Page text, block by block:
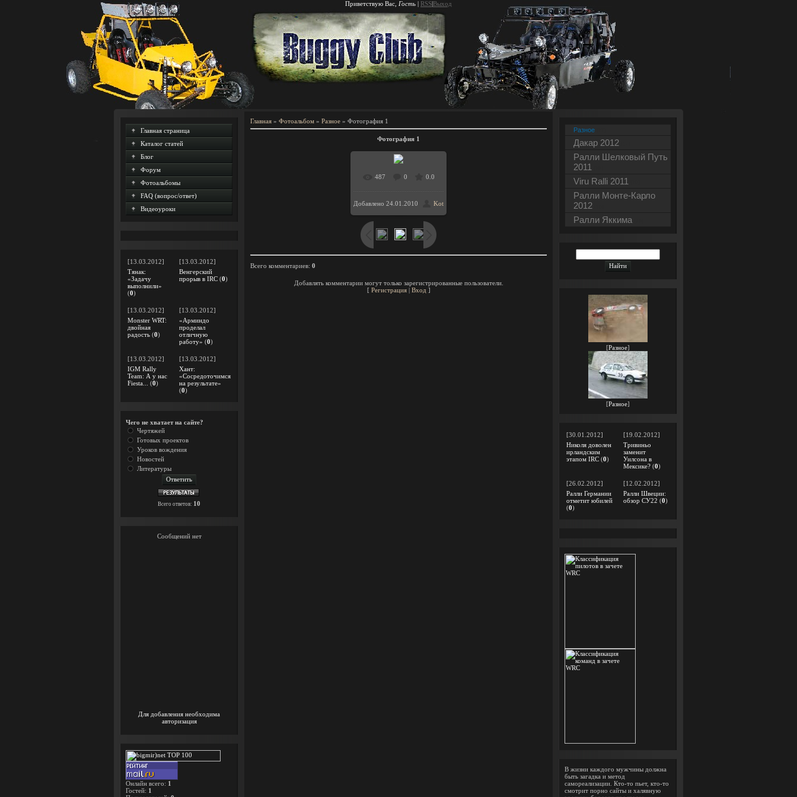
Приветствую Вас Гость | RSS|Выход
Главная страница
Каталог статей
Блог
Форум
Фотоальбомы
FAQ (вопрос/ответ)
Видеоуроки
[13.03.2012]
Тянак:
«Задачу
выполнили»
(0)
[13.03.2012]
Венгерский
прорыв в IRC (0)
[13.03.2012]
Monster WRT:
двойная
радость (0)
[13.03.2012]
«Арминдо
проделал
отличную
работу» (0)
[13.03.2012]
IGM Rally
Team: А у нас
Fiesta...
(0)
[13.03.2012]
Хант:
«Сосредоточимся
на результате»
(0)
Чего не хватает на сайте?
Чертяжей
Готовых проектов
Уроков вождения
Новостей
Литературы
Всего ответов: 10
Для добавления необходима
авторизация
Онлайн всего: 1
Гостей: 1
Главная » Фотоальбом » Разное » Фотография 1
Фотография 1
В реальном
размере 792x479/ 189.8Kb
487 0 0.0
Добавлено 24.01.2010 Kot
Всего комментариев: 0
Добавлять комментарии могут только зарегистрированные пользователи.
[ Регистрация| Вход ]
Разное
Дакар 2012
Ралли Шелковый Путь
2011
Viru Ralli 2011
Ралли Монте-Карло
2012
Ралли Яккима
[Разное]
[Разное]
[30.01.2012]
Николя доволен
ирландским
этапом IRC (0)
[19.02.2012]
Тривиньо
заменит
Уилсона в
Мексике? (0)
[26.02.2012]
Ралли Германии
отметит юбилей
(0)
[12.02.2012]
Ралли Швеции:
обзор СУ22 (0)
В жизни каждого мужчины должна
быть загадка и метод
самореализации. Кто-то пьет, кто-то
смотрит порно сайты и халявную